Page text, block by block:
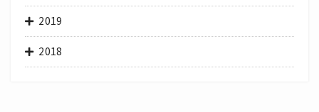
2019
2018